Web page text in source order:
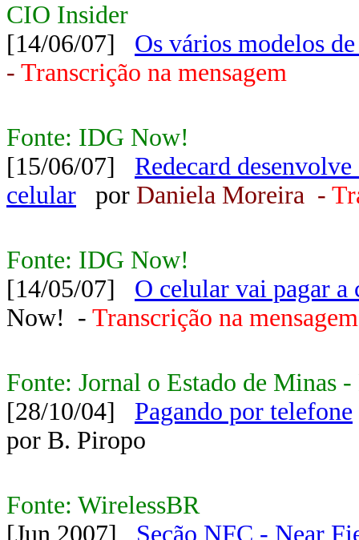
CIO Insider
[14/06/07] Os vários modelos
- Transcrição na mensagem
Fonte: IDG Now!
[15/06/07] Redecard
celular por Daniela Moreira -
Fonte: IDG Now!
[14/05/07] O celular vai pagar a
Now! - Transcrição na mensagem
Fonte: Jornal o Estado de Minas
[28/10/04] Pagando por telefone
por B. Piropo
Fonte: WirelessBR
[Jun 2007] Seção NFC - Near